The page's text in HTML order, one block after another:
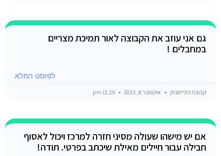
גם אני עוזב את הקבוצה לאור תמיכת מצריים
במחבלים !
לפוסט המלא
קבוצת הפייסבוק אוקטובר 8, 2023
אם יש מישהו שעולה מסיני חזרה למרכז ויכול לאסוף
חבילה עבור חיילים מאילת שיכתב בפרטי. תודה!